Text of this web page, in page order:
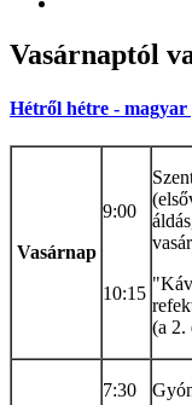
Vasárnaptól
Hétről hétre - magyar
Vasárnap
9:00
10:15
(a 2.
7:30